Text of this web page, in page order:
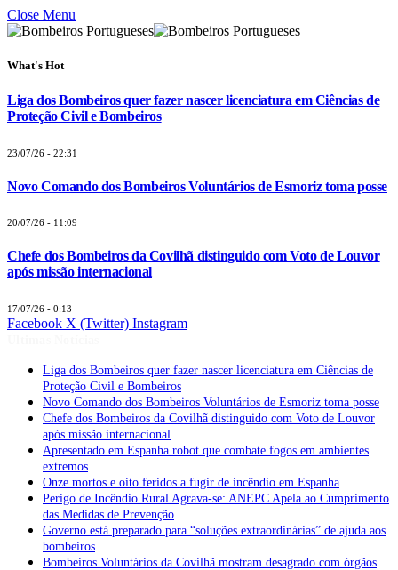
Close Menu
What's Hot
Liga dos Bombeiros quer fazer nascer licenciatura em Ciências de
Proteção Civil e Bombeiros
23/07/26 - 22:31
Novo Comando dos Bombeiros Voluntários de Esmoriz toma posse
20/07/26 - 11:09
Chefe dos Bombeiros da Covilhã distinguido com Voto de Louvor
após missão internacional
17/07/26 - 0:13
Facebook X (Twitter) Instagram
Liga dos Bombeiros quer fazer nascer licenciatura em Ciências de
Proteção Civil e Bombeiros
Novo Comando dos Bombeiros Voluntários de Esmoriz toma posse
Chefe dos Bombeiros da Covilhã distinguido com Voto de Louvor
após missão internacional
Apresentado em Espanha robot que combate fogos em ambientes
extremos
Onze mortos e oito feridos a fugir de incêndio em Espanha
Perigo de Incêndio Rural Agrava-se: ANEPC Apela ao Cumprimento
das Medidas de Prevenção
Governo está preparado para “soluções extraordinárias” de ajuda aos
bombeiros
Bombeiros Voluntários da Covilhã mostram desagrado com órgãos